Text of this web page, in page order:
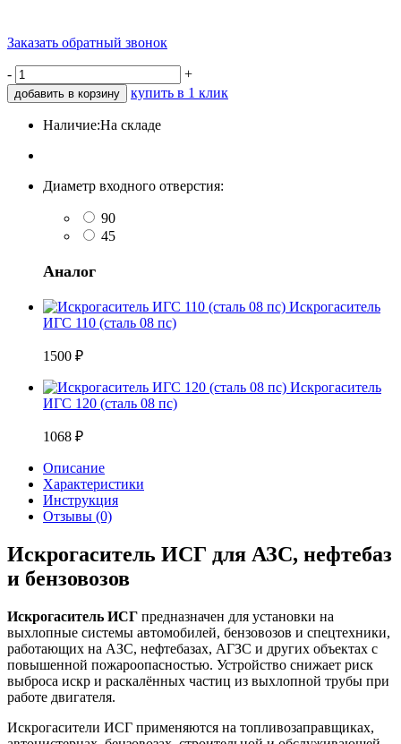
Заказать обратный звонок
- +
добавить в корзину купить в 1 клик
Наличие:На складе
Диаметр входного отверстия:
90
45
Аналог
Искрогаситель
ИГС 110 (сталь 08 пс)
1500 ₽
Искрогаситель
ИГС 120 (сталь 08 пс)
1068 ₽
Описание
Характеристики
Инструкция
Отзывы (0)
Искрогаситель ИСГ для АЗС, нефтебаз
и бензовозов
Искрогаситель ИСГ предназначен для установки на
выхлопные системы автомобилей, бензовозов и спецтехники,
работающих на АЗС, нефтебазах, АГЗС и других объектах с
повышенной пожароопасностью. Устройство снижает риск
выброса искр и раскалённых частиц из выхлопной трубы при
работе двигателя.
Искрогасители ИСГ применяются на топливозаправщиках,